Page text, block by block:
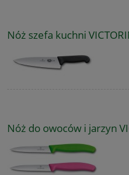
Nóż szefa kuchni
Nóż do owoców i jarzyn